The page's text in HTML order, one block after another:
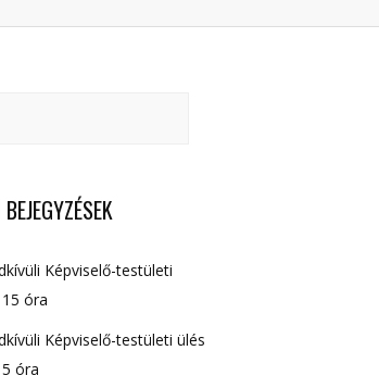
Képviselő-testületi
óra
Képviselő-testületi ülés
óra